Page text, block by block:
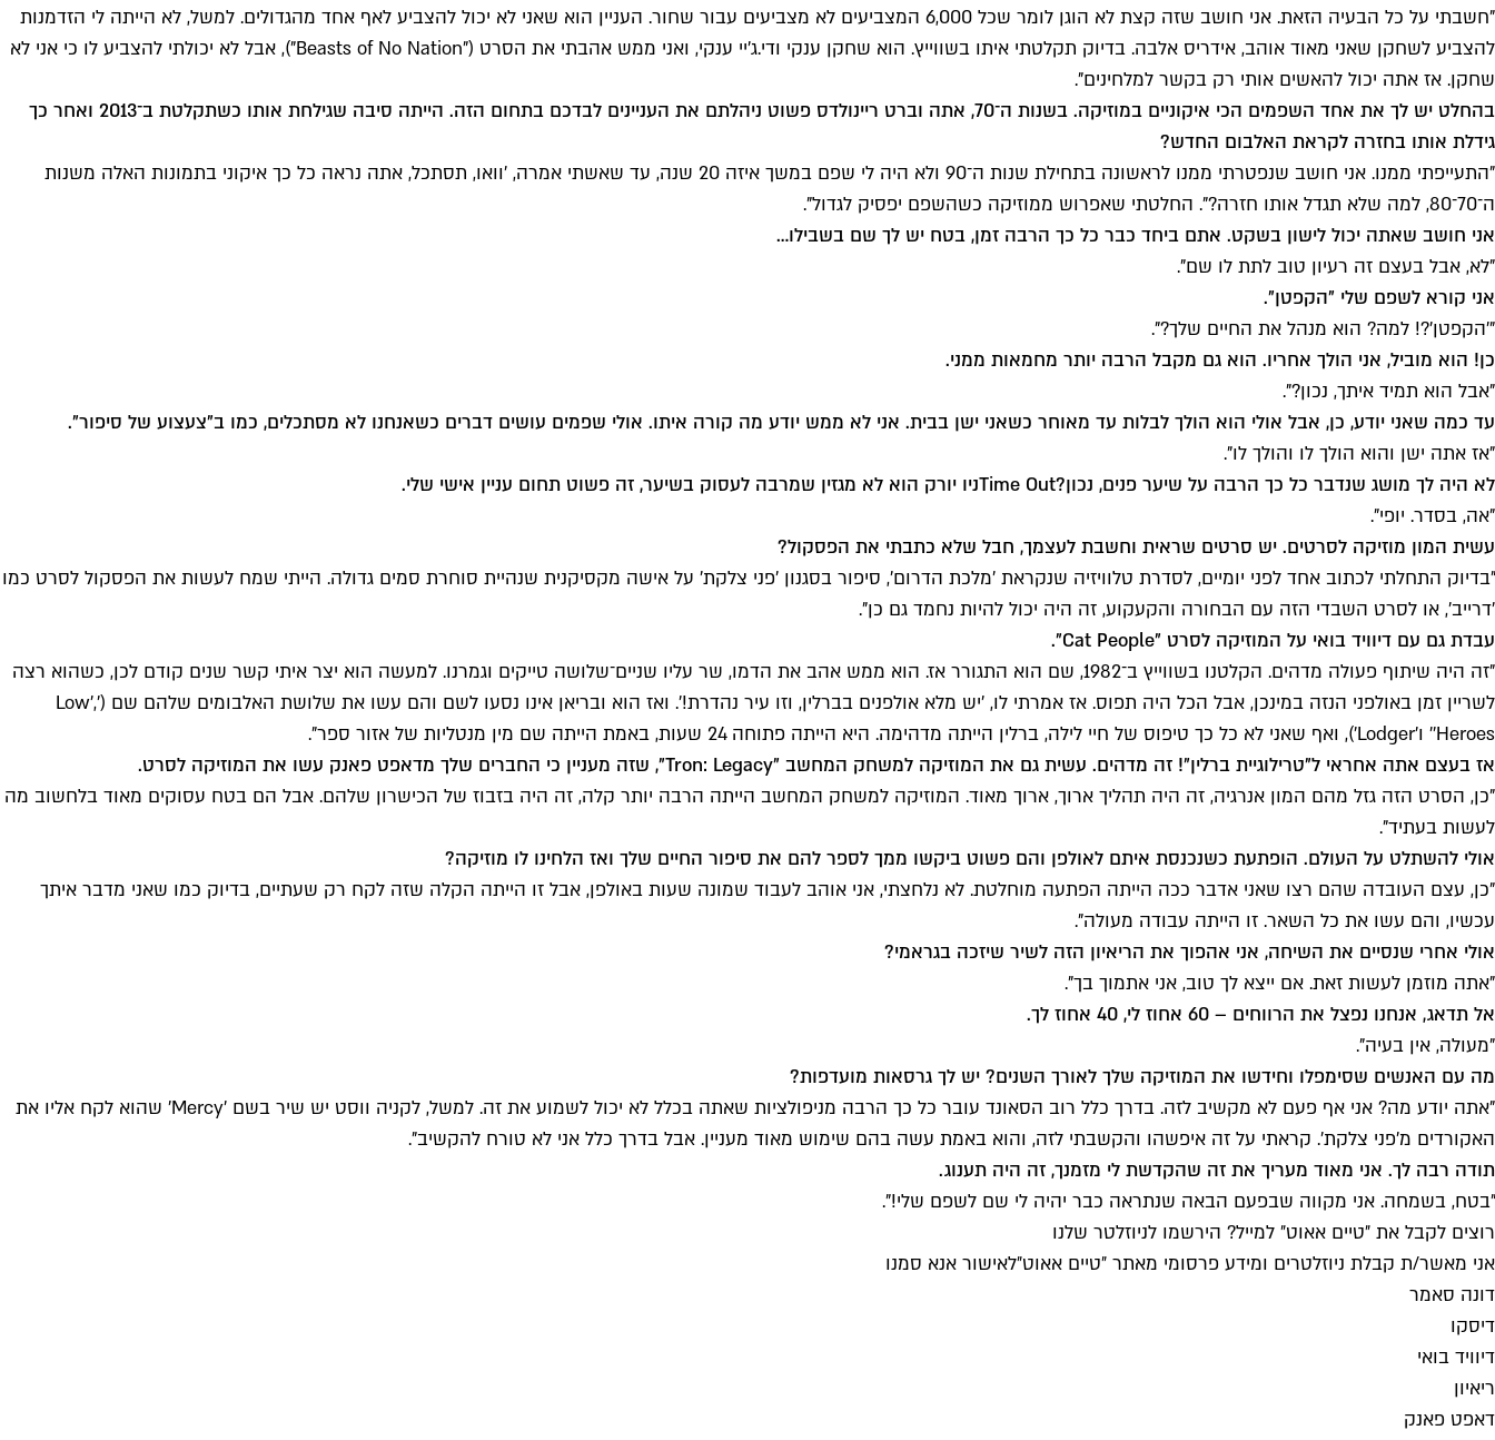
"חשבתי על כל הבעיה הזאת. אני חושב שזה קצת לא הוגן לומר שכל 6,000 המצביעים לא מצביעים עבור שחור. העניין הוא שאני לא יכול להצביע לאף אחד מהגדולים. למשל, לא הייתה לי הזדמנות
להצביע לשחקן שאני מאוד אוהב, אידריס אלבה. בדיוק תקלטתי איתו בשווייץ. הוא שחקן ענקי ודי.ג'יי ענקי, ואני ממש אהבתי את הסרט ("Beasts of No Nation"), אבל לא יכולתי להצביע לו כי אני לא
שחקן. אז אתה יכול להאשים אותי רק בקשר למלחינים".
בהחלט יש לך את אחד השפמים הכי איקוניים במוזיקה. בשנות ה־70, אתה וברט ריינולדס פשוט ניהלתם את העניינים לבדכם בתחום הזה. הייתה סיבה שגילחת אותו כשתקלטת ב־2013 ואחר כך
גידלת אותו בחזרה לקראת האלבום החדש?
"התעייפתי ממנו. אני חושב שנפטרתי ממנו לראשונה בתחילת שנות ה־90 ולא היה לי שפם במשך איזה 20 שנה, עד שאשתי אמרה, 'וואו, תסתכל, אתה נראה כל כך איקוני בתמונות האלה משנות
ה־70־80, למה שלא תגדל אותו חזרה?". החלטתי שאפרוש ממוזיקה כשהשפם יפסיק לגדול".
אני חושב שאתה יכול לישון בשקט. אתם ביחד כבר כל כך הרבה זמן, בטח יש לך שם בשבילו…
"לא, אבל בעצם זה רעיון טוב לתת לו שם".
אני קורא לשפם שלי "הקפטן".
"'הקפטן'?! למה? הוא מנהל את החיים שלך?".
כן! הוא מוביל, אני הולך אחריו. הוא גם מקבל הרבה יותר מחמאות ממני.
"אבל הוא תמיד איתך, נכון?".
עד כמה שאני יודע, כן, אבל אולי הוא הולך לבלות עד מאוחר כשאני ישן בבית. אני לא ממש יודע מה קורה איתו. אולי שפמים עושים דברים כשאנחנו לא מסתכלים, כמו ב"צעצוע של סיפור".
"אז אתה ישן והוא הולך לו והולך לו".
לא היה לך מושג שנדבר כל כך הרבה על שיער פנים, נכון?Time Outניו יורק הוא לא מגזין שמרבה לעסוק בשיער, זה פשוט תחום עניין אישי שלי.
"אה, בסדר. יופי".
עשית המון מוזיקה לסרטים. יש סרטים שראית וחשבת לעצמך, חבל שלא כתבתי את הפסקול?
"בדיוק התחלתי לכתוב אחד לפני יומיים, לסדרת טלוויזיה שנקראת 'מלכת הדרום', סיפור בסגנון 'פני צלקת' על אישה מקסיקנית שנהיית סוחרת סמים גדולה. הייתי שמח לעשות את הפסקול לסרט כמו
'דרייב', או לסרט השבדי הזה עם הבחורה והקעקוע, זה היה יכול להיות נחמד גם כן".
עבדת גם עם דיוויד בואי על המוזיקה לסרט "Cat People
".
"זה היה שיתוף פעולה מדהים. הקלטנו בשווייץ ב־1982, שם הוא התגורר אז. הוא ממש אהב את הדמו, שר עליו שניים־שלושה טייקים וגמרנו. למעשה הוא יצר איתי קשר שנים קודם לכן, כשהוא רצה
לשריין זמן באולפני הנזה במינכן, אבל הכל היה תפוס. אז אמרתי לו, 'יש מלא אולפנים בברלין, וזו עיר נהדרת!'. ואז הוא ובריאן אינו נסעו לשם והם עשו את שלושת האלבומים שלהם שם ('Low',
'Heroes' ו'Lodger'), ואף שאני לא כל כך טיפוס של חיי לילה, ברלין הייתה מדהימה. היא הייתה פתוחה 24 שעות, באמת הייתה שם מין מנטליות של אזור ספר".
אז בעצם אתה אחראי ל"טרילוגיית ברלין"! זה מדהים. עשית גם את המוזיקה למשחק המחשב "Tron: Legacy", שזה מעניין כי החברים שלך מדאפט פאנק עשו את המוזיקה לסרט.
"כן, הסרט הזה גזל מהם המון אנרגיה, זה היה תהליך ארוך, ארוך מאוד. המוזיקה למשחק המחשב הייתה הרבה יותר קלה, זה היה בזבוז של הכישרון שלהם. אבל הם בטח עסוקים מאוד בלחשוב מה
לעשות בעתיד".
אולי להשתלט על העולם. הופתעת כשנכנסת איתם לאולפן והם פשוט ביקשו ממך לספר להם את סיפור החיים שלך ואז הלחינו לו מוזיקה?
"כן, עצם העובדה שהם רצו שאני אדבר ככה הייתה הפתעה מוחלטת. לא נלחצתי, אני אוהב לעבוד שמונה שעות באולפן, אבל זו הייתה הקלה שזה לקח רק שעתיים, בדיוק כמו שאני מדבר איתך
עכשיו, והם עשו את כל השאר. זו הייתה עבודה מעולה".
אולי אחרי שנסיים את השיחה, אני אהפוך את הריאיון הזה לשיר שיזכה בגראמי?
"אתה מוזמן לעשות זאת. אם ייצא לך טוב, אני אתמוך בך".
אל תדאג, אנחנו נפצל את הרווחים – 60 אחוז לי, 40 אחוז לך.
"מעולה, אין בעיה".
מה עם האנשים שסימפלו וחידשו את המוזיקה שלך לאורך השנים? יש לך גרסאות מועדפות?
"אתה יודע מה? אני אף פעם לא מקשיב לזה. בדרך כלל רוב הסאונד עובר כל כך הרבה מניפולציות שאתה בכלל לא יכול לשמוע את זה. למשל, לקניה ווסט יש שיר בשם 'Mercy' שהוא לקח אליו את
האקורדים מ'פני צלקת'. קראתי על זה איפשהו והקשבתי לזה, והוא באמת עשה בהם שימוש מאוד מעניין. אבל בדרך כלל אני לא טורח להקשיב".
תודה רבה לך. אני מאוד מעריך את זה שהקדשת לי מזמנך, זה היה תענוג.
"בטח, בשמחה. אני מקווה שבפעם הבאה שנתראה כבר יהיה לי שם לשפם שלי!".
רוצים לקבל את ״טיים אאוט״ למייל? הירשמו לניוזלטר שלנו
אני מאשר/ת קבלת ניוזלטרים ומידע פרסומי מאתר ״טיים אאוט״לאישור אנא סמנו
דונה סאמר
דיסקו
דיוויד בואי
ריאיון
דאפט פאנק